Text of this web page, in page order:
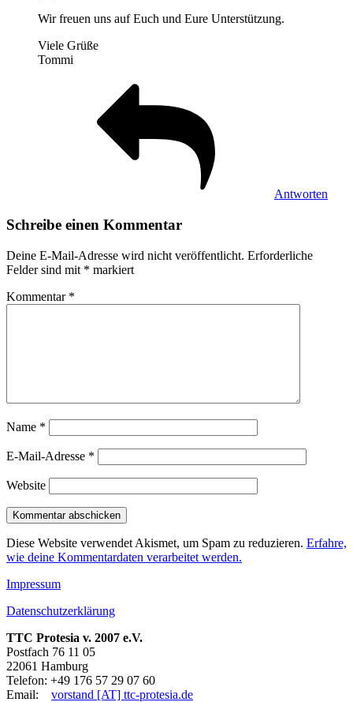
Wir freuen uns auf Euch und Eure Unterstützung.
Viele Grüße
Tommi
Antworten
Schreibe einen Kommentar
Deine E-Mail-Adresse wird nicht veröffentlicht. Erforderliche
Felder sind mit * markiert
Kommentar *
Name *
E-Mail-Adresse *
Website
Diese Website verwendet Akismet, um Spam zu reduzieren. Erfahre,
wie deine Kommentardaten verarbeitet werden.
Impressum
Datenschutzerklärung
TTC Protesia v. 2007 e.V.
Postfach 76 11 05
22061 Hamburg
Telefon: +49 176 57 29 07 60
Email: vorstand [AT] ttc-protesia.de